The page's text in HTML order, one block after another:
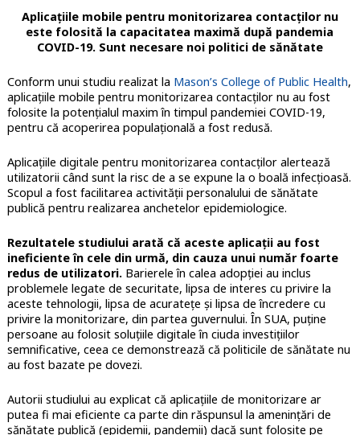
Aplicațiile mobile pentru monitorizarea contacților nu
este folosită la capacitatea maximă după pandemia
COVID-19. Sunt necesare noi politici de sănătate
Conform unui studiu realizat la Mason’s College of Public Health,
aplicațiile mobile pentru monitorizarea contacților nu au fost
folosite la potențialul maxim în timpul pandemiei COVID-19,
pentru că acoperirea populațională a fost redusă.
Aplicațiile digitale pentru monitorizarea contacților alertează
utilizatorii când sunt la risc de a se expune la o boală infecțioasă.
Scopul a fost facilitarea activității personalului de sănătate
publică pentru realizarea anchetelor epidemiologice.
Rezultatele studiului arată că aceste aplicații au fost
ineficiente în cele din urmă, din cauza unui număr foarte
redus de utilizatori.Barierele în calea adopției au inclus
problemele legate de securitate, lipsa de interes cu privire la
aceste tehnologii, lipsa de acuratețe și lipsa de încredere cu
privire la monitorizare, din partea guvernului. În SUA, puține
persoane au folosit soluțiile digitale în ciuda investițiilor
semnificative, ceea ce demonstrează că politicile de sănătate nu
au fost bazate pe dovezi.
Autorii studiului au explicat că aplicațiile de monitorizare ar
putea fi mai eficiente ca parte din răspunsul la amenințări de
sănătate publică (epidemii, pandemii) dacă sunt folosite pe